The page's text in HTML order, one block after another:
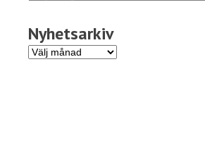
Nyhetsarkiv
Nyhetsarkiv